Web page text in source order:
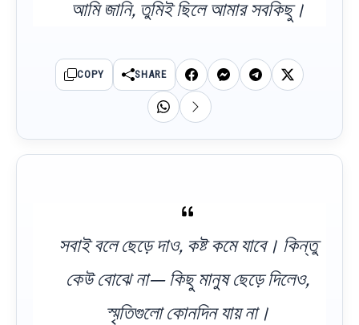
আমি জানি, তুমিই ছিলে আমার সবকিছু।
COPY SHARE
সবাই বলে ছেড়ে দাও, কষ্ট কমে যাবে। কিন্তু
কেউ বোঝে না— কিছু মানুষ ছেড়ে দিলেও,
স্মৃতিগুলো কোনদিন যায় না।